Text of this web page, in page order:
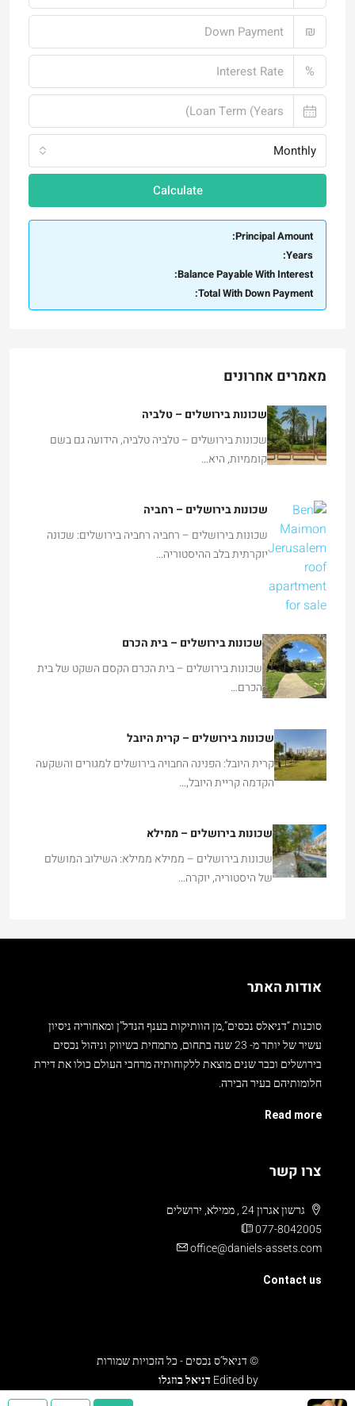
₪
%
Monthly
Calculate
Years:
Balance Payable With Interest:
Total With Down Payment:
שכונות בירושלים – טלביה טלביה, הידועה גם בשם
קוממיות, היא…
שכונות בירושלים – רחביה רחביה בירושלים: שכונה
יוקרתית בלב ההיסטוריה…
שכונות בירושלים – בית הכרם הקסם השקט של בית
הכרם…
קרית היובל: הפנינה החבויה בירושלים למגורים והשקעה
הקדמה קריית היובל,…
שכונות בירושלים – ממילא ממילא: השילוב המושלם
של היסטוריה, יוקרה…
עשיר של יותר מ- 23 שנה בתחום, מתמחית בשיווק וניהול נכסים
בירושלים וכבר שנים מוצאת ללקוחותיה מרחבי העולם כולו את דירת
חלומותיהם בעיר הבירה.
077-8042005
office@daniels-assets.com
Edited by דניאל בוזגלו
תנאים ומדיניות צור קשר